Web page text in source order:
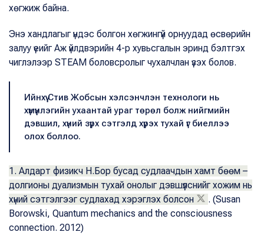
хөгжиж байна.
Энэ хандлагыг үндэс болгон хөгжингүй орнуудад өсвөрийн
залуу үеийг Аж үйлдвэрийн 4-р хувьсгалын эринд бэлтгэх
чиглэлээр STEAM боловсролыг чухалчлан үзэх болов.
Ийнхүү Стив Жобсын хэлсэнчлэн технологи нь
хүмүүнлэгийн ухаантай ураг төрөл болж нийгмийн
дэвшил, хүний зүрх сэтгэлд хүрэх тухай үг биеллээ
олох боллоо.
1. Алдарт физикч Н.Бор бусад судлаачдын хамт бөөм –
долгионы дуализмын тухай онолыг дэвшүүлснийг хожим нь
хүний сэтгэлгээг судлахад хэрэглэх болсон
. (Susan
Borowski, Quantum mechanics and the consciousness
connection. 2012)